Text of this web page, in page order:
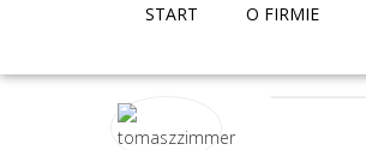
START O FIRMIE